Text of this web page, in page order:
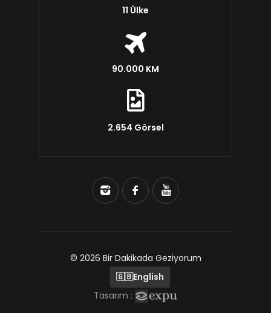
11 Ülke
90.000 KM
2.654 Görsel
© 2026 Bir Dakikada Geziyorum
🇬🇧English
Tasarım :